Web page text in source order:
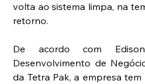
volta ao sistema limpa, na
retorno.
De acordo com
Desenvolvimento de
da Tetra Pak, a empresa